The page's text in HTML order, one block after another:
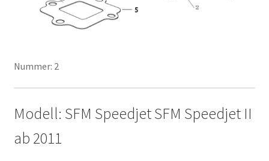
Nummer: 2
Modell: SFM Speedjet SFM Speedjet II
ab 2011